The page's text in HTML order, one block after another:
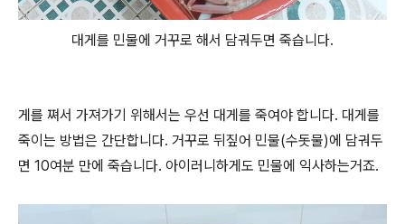
대게를 민물에 거꾸로 해서 담궈두면 죽습니다.
게를 쪄서 가져가기 위해서는 우선 대게를 죽여야 합니다. 대게를
죽이는 방법은 간단합니다. 거꾸로 뒤짚어 민물(수돗물)에 담궈두
면 10여분 만에 죽습니다. 아이러니하게도 민물에 익사하는거죠.